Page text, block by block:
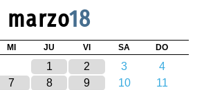
marzo18
MI JU VI SA DO
1 2 3
4
7 8 9 10
11